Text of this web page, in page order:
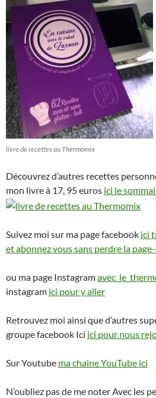
livre de recettes au Thermomix
Découvrez d’autres recettes
mon livre à 17, 95 euros ici le
Suivez moi sur ma page facebook ici
et abonnez vous sans perdre la
ou ma page Instagram
instagram ici pour y aller
Retrouvez moi ainsi que d’autres
groupe facebook Ici ici pour nous
Sur Youtube ma chaine YouTube ici
N’oubliez pas de me noter Avec les